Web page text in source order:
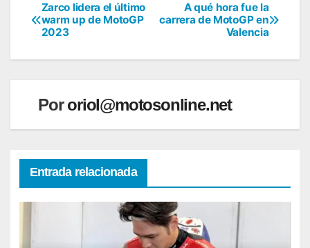
Navegación
de
A qué hora fue la
carrera de MotoGP en
Valencia
Zarco lidera el último
warm up de MotoGP
2023
Pororiol@motosonline.net
Entrada relacionada